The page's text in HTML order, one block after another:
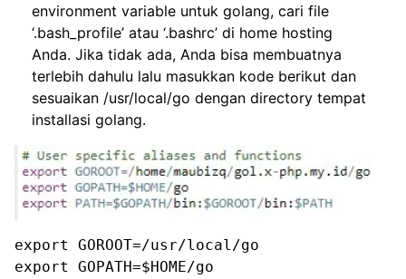
environment variable untuk golang, cari file
‘.bash_profile’ atau ‘.bashrc’ di home hosting
Anda. Jika tidak ada, Anda bisa membuatnya
terlebih dahulu lalu masukkan kode berikut dan
sesuaikan /usr/local/go dengan directory tempat
installasi golang.
export GOROOT=/usr/local/go
export GOPATH=$HOME/go